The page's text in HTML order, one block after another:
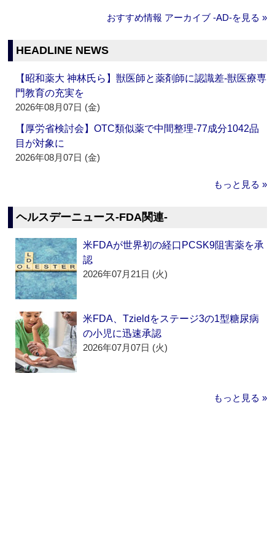
おすすめ情報 アーカイブ ‐AD‐を見る »
HEADLINE NEWS
【昭和薬大 神林氏ら】獣医師と薬剤師に認識差‐獣医療専
門教育の充実を
2026年08月07日 (金)
【厚労省検討会】OTC類似薬で中間整理‐77成分1042品
目が対象に
2026年08月07日 (金)
もっと見る »
ヘルスデーニュース‐FDA関連‐
米FDAが世界初の経口PCSK9阻害薬を承
認
2026年07月21日 (火)
米FDA、Tzieldをステージ3の1型糖尿病
の小児に迅速承認
2026年07月07日 (火)
もっと見る »